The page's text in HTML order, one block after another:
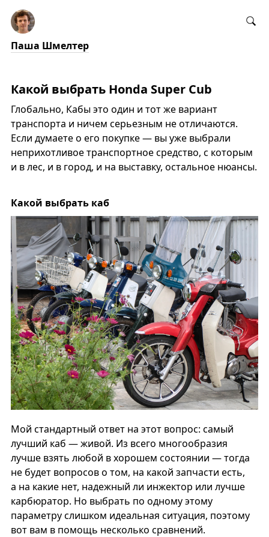
Паша Шмелтер
Какой выбрать Honda Super Cub
Глобально, Кабы это один и тот же вариант
транспорта и ничем серьезным не отличаются.
Если думаете о его покупке — вы уже выбрали
неприхотливое транспортное средство, с которым
и в лес, и в город, и на выставку, остальное нюансы.
Какой выбрать каб
Мой стандартный ответ на этот вопрос: самый
лучший каб — живой. Из всего многообразия
лучше взять любой в хорошем состоянии — тогда
не будет вопросов о том, на какой запчасти есть,
а на какие нет, надежный ли инжектор или лучше
карбюратор. Но выбрать по одному этому
параметру слишком идеальная ситуация, поэтому
вот вам в помощь несколько сравнений.